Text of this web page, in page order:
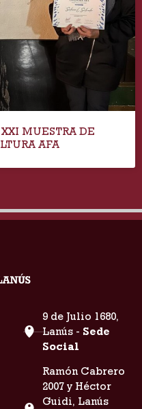
MUESTRA DE
AFA
9 de Julio 1680,
Lanús - Sede
Social
Ramón Cabrero
2007 y Héctor
Guidi, Lanús